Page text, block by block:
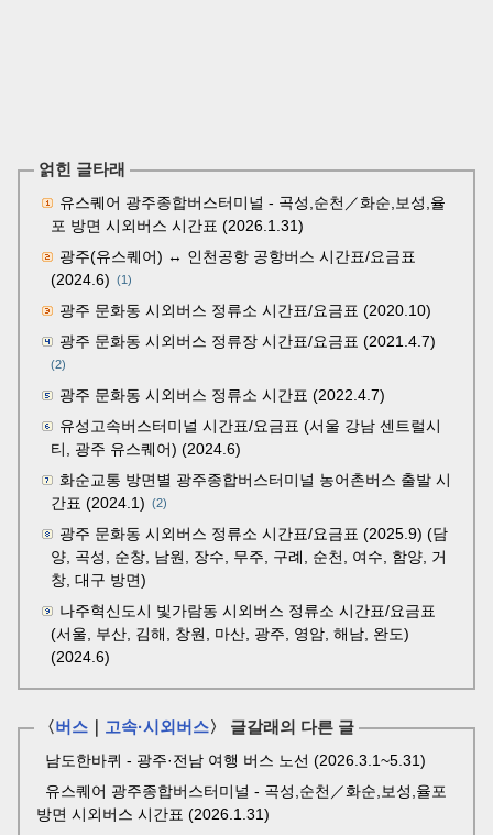
얽힌 글타래
유스퀘어 광주종합버스터미널 - 곡성,순천／화순,보성,율
포 방면 시외버스 시간표 (2026.1.31)
광주(유스퀘어) ↔ 인천공항 공항버스 시간표/요금표
(2024.6) (1)
광주 문화동 시외버스 정류소 시간표/요금표 (2020.10)
광주 문화동 시외버스 정류장 시간표/요금표 (2021.4.7)
(2)
광주 문화동 시외버스 정류소 시간표 (2022.4.7)
유성고속버스터미널 시간표/요금표 (서울 강남 센트럴시
티, 광주 유스퀘어) (2024.6)
화순교통 방면별 광주종합버스터미널 농어촌버스 출발 시
간표 (2024.1) (2)
광주 문화동 시외버스 정류소 시간표/요금표 (2025.9) (담
양, 곡성, 순창, 남원, 장수, 무주, 구례, 순천, 여수, 함양, 거
창, 대구 방면)
나주혁신도시 빛가람동 시외버스 정류소 시간표/요금표
(서울, 부산, 김해, 창원, 마산, 광주, 영암, 해남, 완도)
(2024.6)
〈버스 고속·시외버스〉 글갈래의 다른 글
남도한바퀴 - 광주·전남 여행 버스 노선 (2026.3.1~5.31)
유스퀘어 광주종합버스터미널 - 곡성,순천／화순,보성,율포
방면 시외버스 시간표 (2026.1.31)